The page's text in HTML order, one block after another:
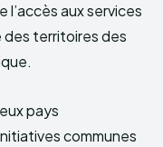
aux services
des territoires des
pays
communes